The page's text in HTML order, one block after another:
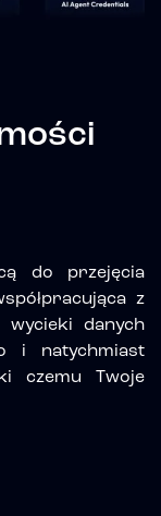
do przejęcia
z
wycieki danych
i natychmiast
czemu Twoje